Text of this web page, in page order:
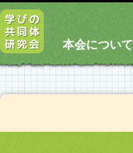
本会について